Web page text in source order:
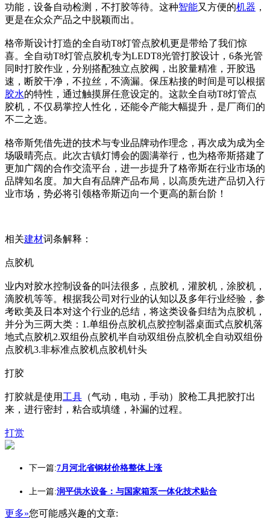
功能，设备自动检测，不打胶等待。这种智能又方便的机器 ，
更是在众众产品之中脱颖而出。
格帝斯设计打造的全自动T8灯管点胶机更是带给了我们惊
喜。全自动T8灯管点胶机专为LEDT8光管打胶设计，6条光管
同时打胶作业，分别搭配独立点胶阀，出胶量精准，开胶迅
速，断胶干净，不拉丝，不滴漏。保压粘接的时间是可以根据
胶水的特性，通过触摸屏任意设定的。这款全自动T8灯管点
胶机，不仅易掌控人性化，还能令产能大幅提升，是厂商们的
不二之选。
格帝斯凭借先进的技术与专业品牌动作理念，再次成为成为全
场吸晴亮点。此次古镇灯博会的圆满举行，也为格帝斯搭建了
更加广阔的合作交流平台，进一步提升了格帝斯在行业市场的
品牌知名度。加大自有品牌产品布局，以高质先进产品切入行
业市场，势必将引领格帝斯迈向一个更高的新台阶！
相关建材词条解释：
点胶机
业内对胶水控制设备的叫法很多，点胶机，灌胶机，涂胶机，
滴胶机等等。根据我公司对行业的认知以及多年行业经验，参
考欧美及日本对这个行业的总结，将这类设备归结为点胶机，
并分为三两大类：1.单组份点胶机点胶控制器桌面式点胶机落
地式点胶机2.双组份点胶机半自动双组份点胶机全自动双组份
点胶机3.非标准点胶机点胶机针头
打胶
打胶就是使用 工具 （气动，电动，手动）胶枪工具把胶打出
来，进行密封，粘合或填缝，补漏的过程。
打赏
下一篇:7月河北省钢材价格整体上涨
上一篇:润平供水设备：与国家箱泵一体化技术贴合
更多»您可能感兴趣的文章: